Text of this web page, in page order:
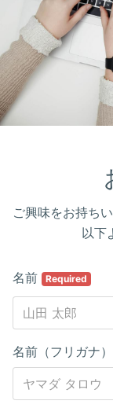
ご興味をお持ち
以下
名前 Required
名前（フリガナ）